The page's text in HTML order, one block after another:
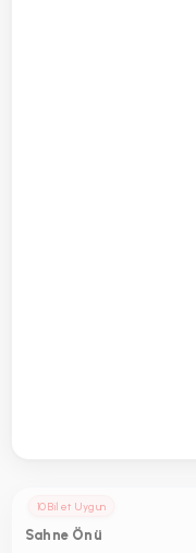
10 Bilet Uygun
Sahne Önü